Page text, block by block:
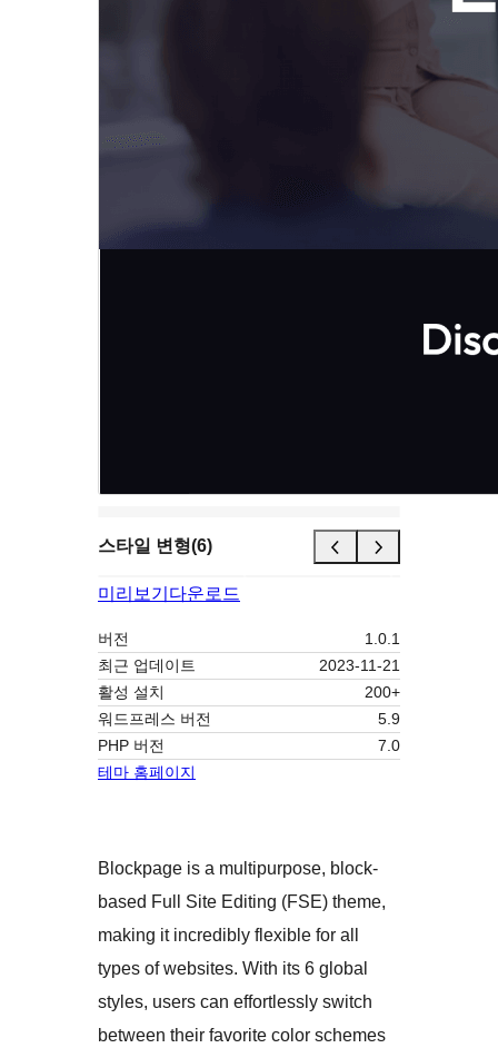
스타일 변형(6)
미리보기 다운로드
버전
1.0.1
최근 업데이트
2023-11-21
활성 설치
200+
워드프레스 버전
5.9
PHP 버전
7.0
테마 홈페이지
Blockpage is a multipurpose, block-
based Full Site Editing (FSE) theme,
making it incredibly flexible for all
types of websites. With its 6 global
styles, users can effortlessly switch
between their favorite color schemes